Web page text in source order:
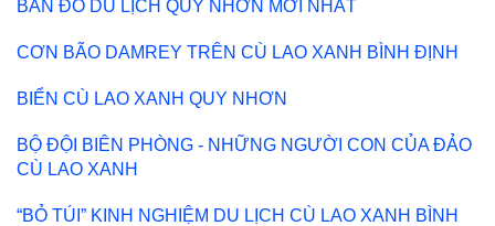
BẢN ĐỒ DU LỊCH QUY NHƠN MỚI NHẤT
CƠN BÃO DAMREY TRÊN CÙ LAO XANH BÌNH ĐỊNH
BIỂN CÙ LAO XANH QUY NHƠN
BỘ ĐỘI BIÊN PHÒNG - NHỮNG NGƯỜI CON CỦA ĐẢO
CÙ LAO XANH
“BỎ TÚI” KINH NGHIỆM DU LỊCH CÙ LAO XANH BÌNH